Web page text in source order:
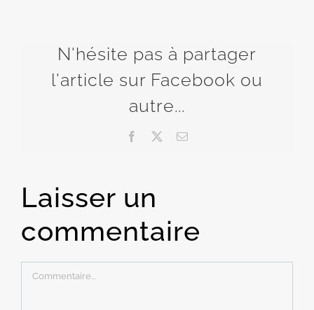
N'hésite pas à partager
l'article sur Facebook ou
autre...
Facebook Email
Laisser un
commentaire
Commentaire